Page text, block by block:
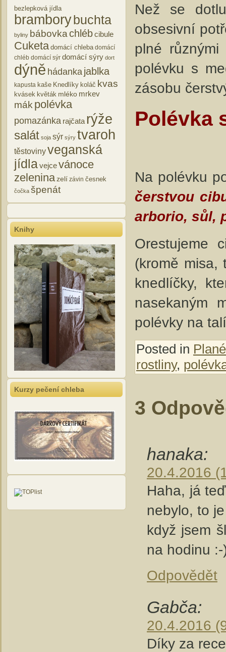
bezlepková jídla
brambory buchta
byliny bábovkachlébcibule
Cuketa domácí chleba domácí
chléb domácí sýr domácí sýry dort
dýně hádanka jablka
kapusta kaše Knedlíky koláč kvas
kvásek květák mléko mrkev
mákpolévka
pomazánka rajčata rýže
salát soja sýr sýry tvaroh
těstovinyveganská
jídlavejcevánoce
zeleninazelí závin česnek
čočka špenát
Knihy
Kurzy pečení chleba
Než se
obsesivní
plné
polévku s
zásobu
Polévka
Na polévku
čerstvou
arborio, sůl,
Orestujeme
(kromě misa,
knedlíčky,
nasekaným
polévky na
Posted in
rostliny,
3
hanaka:
20.4.2016
Haha, já
nebylo, to
když jsem
na hodinu :-
Odpovědět
Gabča:
20.4.2016
Díky za